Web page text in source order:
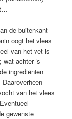
de buitenkant
oogt het vlees
van het vet is
wat achter is
ingrediënten
van het vlees
gewenste